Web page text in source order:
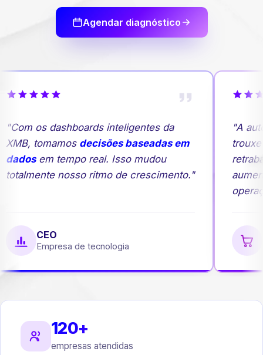
Agendar diagnóstico
"Com os dashboards inteligentes da
XMB, tomamosdecisões baseadas em
dadosem tempo real. Isso mudou
totalmente nosso ritmo de crescimento."
CEO
Empresa de tecnologia
"A
trouxe
120+
empresas atendidas